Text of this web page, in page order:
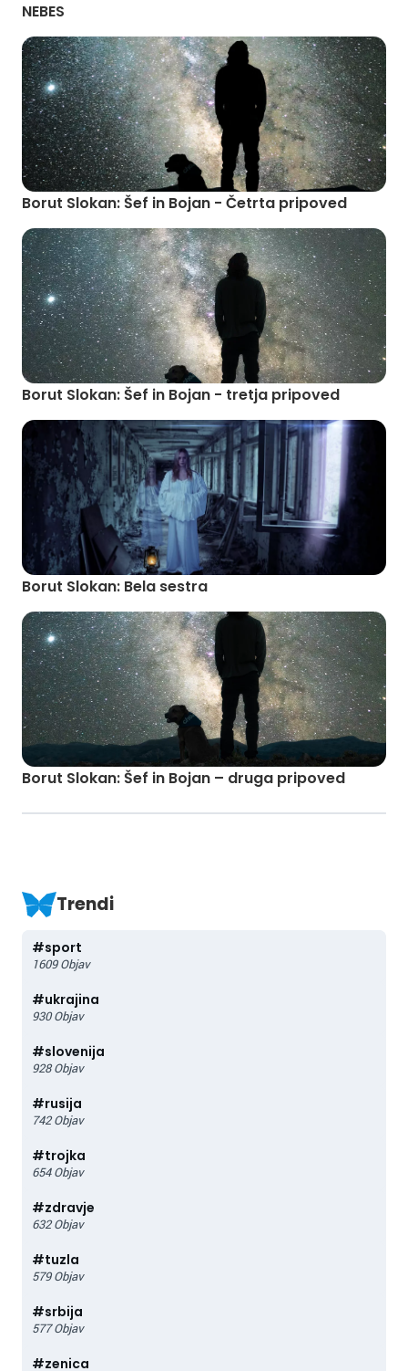
NEBES
Borut Slokan: Šef in Bojan - Četrta pripoved
Borut Slokan: Šef in Bojan - tretja pripoved
Borut Slokan: Bela sestra
Borut Slokan: Šef in Bojan – druga pripoved
Trendi
#sport
1609 Objav
#ukrajina
930 Objav
#slovenija
928 Objav
#rusija
742 Objav
#trojka
654 Objav
#zdravje
632 Objav
#tuzla
579 Objav
#srbija
577 Objav
#zenica